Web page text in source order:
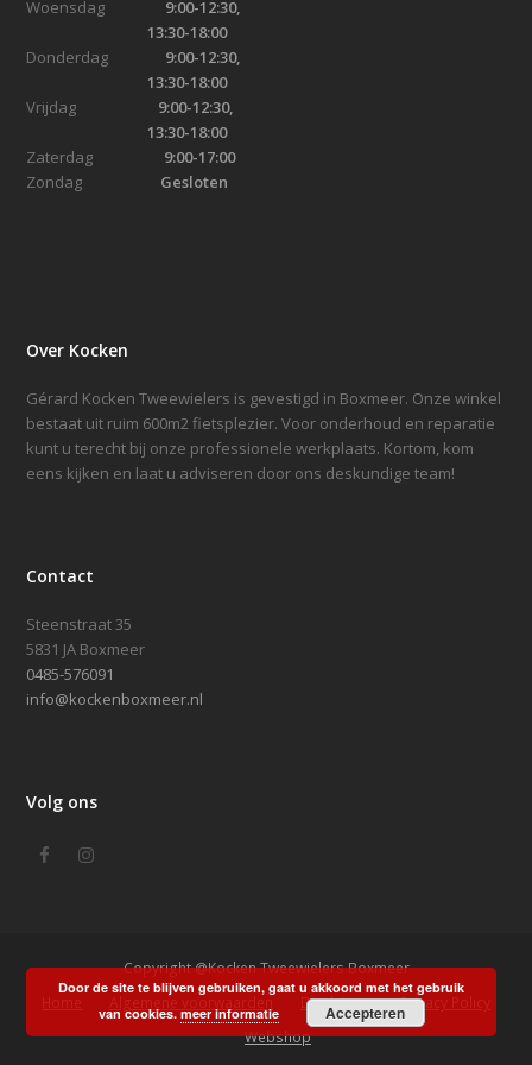
Woensdag
9:00-12:30,
13:30-18:00
Donderdag 9:00-12:30,
13:30-18:00
Vrijdag 9:00-12:30,
13:30-18:00
Zaterdag 9:00-17:00
Zondag Gesloten
Over Kocken
Gérard Kocken Tweewielers is gevestigd in Boxmeer. Onze winkel
bestaat uit ruim 600m2 fietsplezier. Voor onderhoud en reparatie
kunt u terecht bij onze professionele werkplaats. Kortom, kom
eens kijken en laat u adviseren door ons deskundige team!
Contact
Steenstraat 35
5831 JA Boxmeer
0485-576091
info@kockenboxmeer.nl
Volg ons
FacebookInstagram
Copyright @Kocken Tweewielers Boxmeer
Algemene voorwaarden Disclaimer
Privacy Policy
Webshop
Door de site te blijven gebruiken, gaat u akkoord met het gebruik
van cookies. meer informatie Accepteren